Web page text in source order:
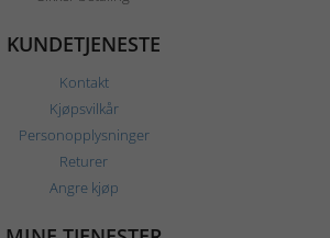
KUNDETJENESTE
Kontakt
Kjøpsvilkår
Personopplysninger
Returer
Angre kjøp